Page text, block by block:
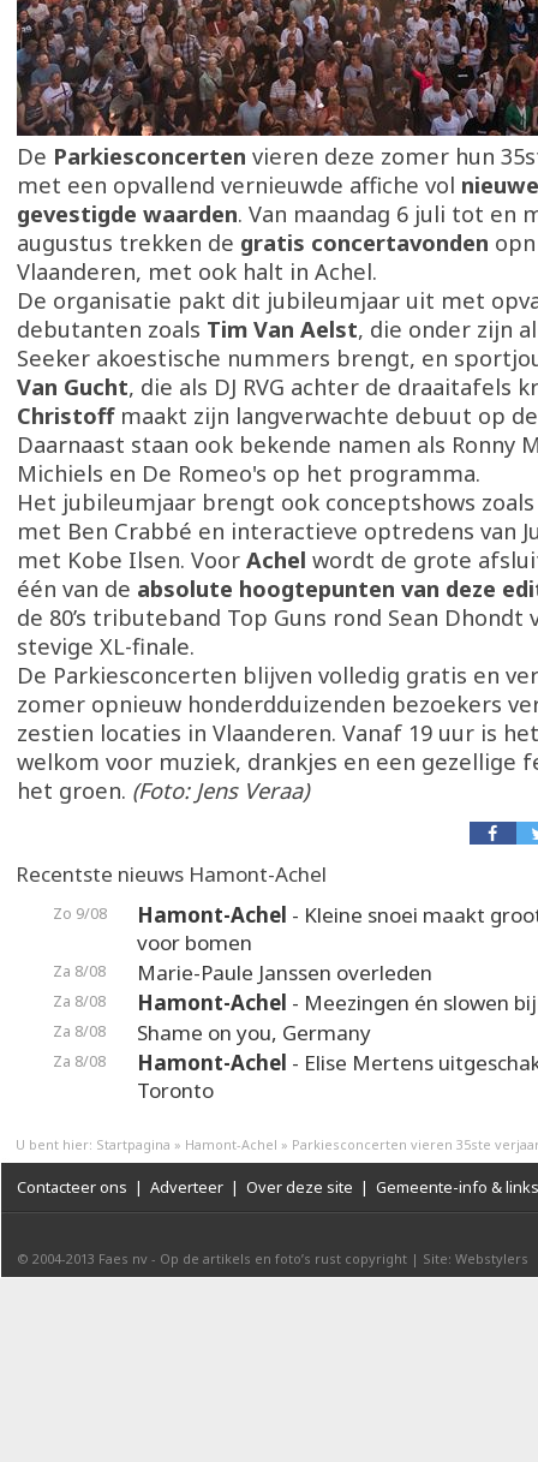
De Parkiesconcerten vieren deze zomer hun
met een opvallend vernieuwde affiche vol
gevestigde waarden. Van maandag 6 juli tot en
augustus trekken de gratis concertavonden
Vlaanderen, met ook halt in Achel.
De organisatie pakt dit jubileumjaar uit met
debutanten zoals Tim Van Aelst, die onder zijn
Seeker akoestische nummers brengt, en
Van Gucht, die als DJ RVG achter de draaitafels
Christoffmaakt zijn langverwachte debuut op
Daarnaast staan ook bekende namen als Ronny
Michiels en De Romeo's op het programma.
Het jubileumjaar brengt ook conceptshows
met Ben Crabbé en interactieve optredens van
met Kobe Ilsen. Voor Achel wordt de grote
één van de absolute hoogtepunten van deze
de 80’s tributeband Top Guns rond Sean Dhondt
stevige XL-finale.
De Parkiesconcerten blijven volledig gratis en
zomer opnieuw honderdduizenden bezoekers
zestien locaties in Vlaanderen. Vanaf 19 uur is
welkom voor muziek, drankjes en een gezellige
het groen. (Foto: Jens Veraa)
Recentste nieuws Hamont-Achel
Zo 9/08 Hamont-Achel - Kleine snoei maakt
voor bomen
Za 8/08 Marie-Paule Janssen overleden
Za 8/08 Hamont-Achel - Meezingen én slowen
Za 8/08 Shame on you, Germany
Za 8/08 Hamont-Achel - Elise Mertens
Toronto
U bent hier: Startpagina » Hamont-Achel » Parkiesconcerten vieren 35ste
Contacteer ons | Adverteer | Over deze site | Gemeente-info & links
© 2004-2013 Faes nv - Op de artikels en foto’s rust copyright | Site: Webstylers